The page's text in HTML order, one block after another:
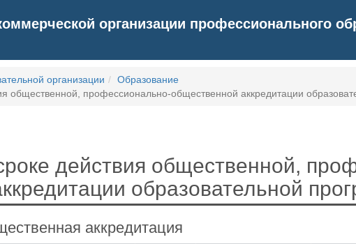
организации профессионального
организации
Образование
общественной, профессионально-общественной аккредитации
действия общественной,
образовательной
аккредитация